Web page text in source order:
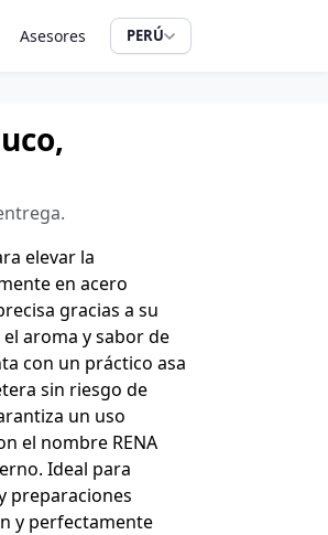
Asesores PERÚ
elevar la
en acero
gracias a su
aroma y sabor de
con un práctico asa
sin riesgo de
un uso
el nombre RENA
Ideal para
preparaciones
y perfectamente